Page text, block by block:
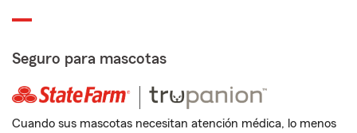
Seguro para mascotas
Cuando sus mascotas necesitan atención médica, lo menos